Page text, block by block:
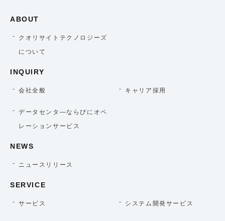
ABOUT
クオリサイトテクノロジーズ
について
INQUIRY
会社全般 キャリア採用
データセンタ―ならびにオペ
レーションサービス
NEWS
ニュースリリース
SERVICE
サービス システム開発サービス